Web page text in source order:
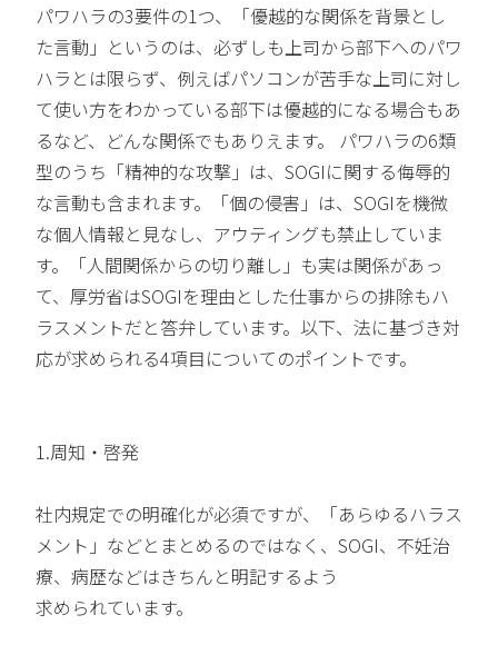
パワハラの3要件の1つ、「優越的な関係を背景とし
た言動」というのは、必ずしも上司から部下へのパワ
ハラとは限らず、例えばパソコンが苦手な上司に対し
て使い方をわかっている部下は優越的になる場合もあ
るなど、どんな関係でもありえます。 パワハラの6類
型のうち「精神的な攻撃」は、SOGIに関する侮辱的
な言動も含まれます。「個の侵害」は、SOGIを機微
な個人情報と見なし、アウティングも禁止していま
す。「人間関係からの切り離し」も実は関係があっ
て、厚労省はSOGIを理由とした仕事からの排除もハ
ラスメントだと答弁しています。以下、法に基づき対
応が求められる4項目についてのポイントです。
1.周知・啓発
社内規定での明確化が必須ですが、「あらゆるハラス
メント」などとまとめるのではなく、SOGI、不妊治
療、病歴などはきちんと明記するよう
求められています。